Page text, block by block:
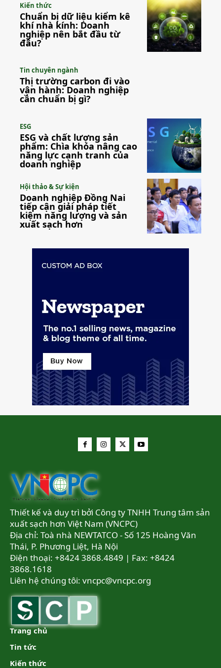
Kiến thức
Chuẩn bị dữ liệu kiểm kê
khí nhà kính: Doanh
nghiệp nên bắt đầu từ
đâu?
Tin chuyên ngành
Thị trường carbon đi vào
vận hành: Doanh nghiệp
cần chuẩn bị gì?
ESG
ESG và chất lượng sản
phẩm: Chìa khóa nâng cao
năng lực cạnh tranh của
doanh nghiệp
Hội thảo & Sự kiện
Doanh nghiệp Đồng Nai
tiếp cận giải pháp tiết
kiệm năng lượng và sản
xuất sạch hơn
Thiết kế và duy trì bởi Công ty TNHH Trung tâm sản
xuất sạch hơn Việt Nam (VNCPC)
Địa chỉ: Toà nhà NEWTATCO - Số 125 Hoàng Văn
Thái, P. Phương Liệt, Hà Nội
Điện thoại: +8424 3868.4849 | Fax: +8424
3868.1618
Liên hệ chúng tôi: vncpc@vncpc.org
Trang chủ
Tin tức
Kiến thức